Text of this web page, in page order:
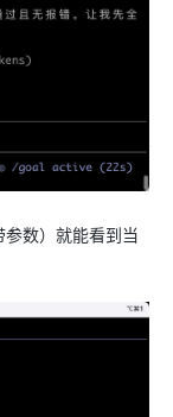
参数）就能看到当